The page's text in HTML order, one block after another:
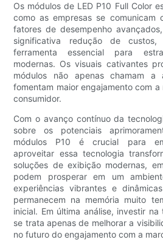
Os módulos de LED P10 Full Color
como as empresas se comunicam
fatores de desempenho
significativa redução de
ferramenta essencial para
modernas. Os visuais cativantes
módulos não apenas chamam a
fomentam maior engajamento com
consumidor.
Com o avanço contínuo da
sobre os potenciais
módulos P10 é crucial para
aproveitar essa tecnologia
soluções de exibição modernas,
podem prosperar em um
experiências vibrantes e
permanecem na memória muito
inicial. Em última análise, investir na
se trata apenas de melhorar a
no futuro do engajamento com a